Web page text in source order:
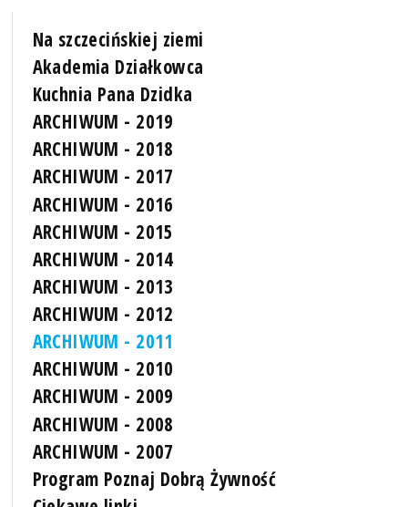
Na szczecińskiej ziemi
Akademia Działkowca
Kuchnia Pana Dzidka
ARCHIWUM - 2019
ARCHIWUM - 2018
ARCHIWUM - 2017
ARCHIWUM - 2016
ARCHIWUM - 2015
ARCHIWUM - 2014
ARCHIWUM - 2013
ARCHIWUM - 2012
ARCHIWUM - 2011
ARCHIWUM - 2010
ARCHIWUM - 2009
ARCHIWUM - 2008
ARCHIWUM - 2007
Program Poznaj Dobrą Żywność